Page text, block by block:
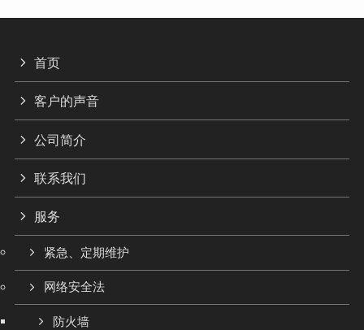
首页
客户的声音
公司简介
联系我们
服务
紧急、定期维护
网络安全法
防火墙